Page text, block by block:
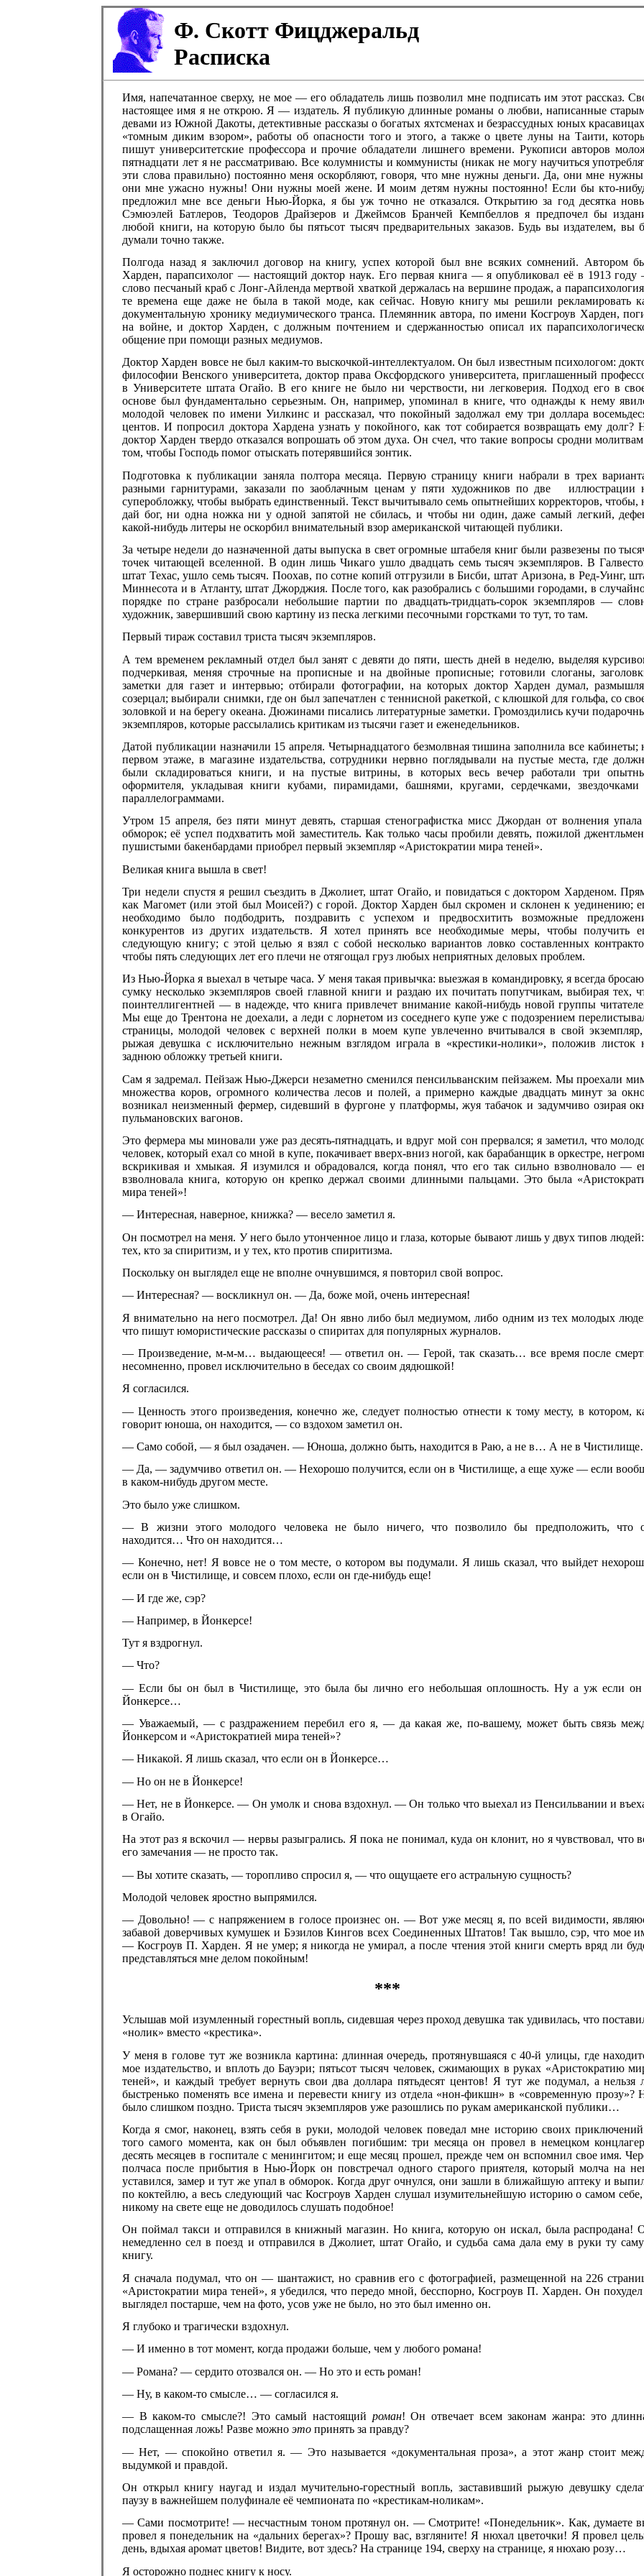
Ф. Скотт Фицджеральд
Расписка
Имя, напечатанное сверху, не мое — его обладатель лишь позволил мне подписать им этот рассказ.
настоящее имя я не открою. Я — издатель. Я публикую длинные романы о любви, написанные
девами из Южной Дакоты, детективные рассказы о богатых яхтсменах и безрассудных юных
«томным диким взором», работы об опасности того и этого, а также о цвете луны на Таити,
пишут университетские профессора и прочие обладатели лишнего времени. Рукописи авторов
пятнадцати лет я не рассматриваю. Все колумнисты и коммунисты (никак не могу научиться
эти слова правильно) постоянно меня оскорбляют, говоря, что мне нужны деньги. Да, они мне
они мне ужасно нужны! Они нужны моей жене. И моим детям нужны постоянно! Если бы кто-
предложил мне все деньги Нью-Йорка, я бы уж точно не отказался. Открытию за год десятка
Сэмюэлей Батлеров, Теодоров Драйзеров и Джеймсов Бранчей Кемпбеллов я предпочел бы
любой книги, на которую было бы пятьсот тысяч предварительных заказов. Будь вы издателем, вы
думали точно также.
Полгода назад я заключил договор на книгу, успех которой был вне всяких сомнений. Автором
Харден, парапсихолог — настоящий доктор наук. Его первая книга — я опубликовал её в 1913
слово песчаный краб с Лонг-Айленда мертвой хваткой держалась на вершине продаж, а
те времена еще даже не была в такой моде, как сейчас. Новую книгу мы решили рекламировать
документальную хронику медиумического транса. Племянник автора, по имени Косгроув Харден,
на войне, и доктор Харден, с должным почтением и сдержанностью описал их
общение при помощи разных медиумов.
Доктор Харден вовсе не был каким-то выскочкой-интеллектуалом. Он был известным психологом:
философии Венского университета, доктор права Оксфордского университета, приглашенный
в Университете штата Огайо. В его книге не было ни черствости, ни легковерия. Подход его в
основе был фундаментально серьезным. Он, например, упоминал в книге, что однажды к нему
молодой человек по имени Уилкинс и рассказал, что покойный задолжал ему три доллара
центов. И попросил доктора Хардена узнать у покойного, как тот собирается возвращать ему долг?
доктор Харден твердо отказался вопрошать об этом духа. Он счел, что такие вопросы сродни
том, чтобы Господь помог отыскать потерявшийся зонтик.
Подготовка к публикации заняла полтора месяца. Первую страницу книги набрали в трех
разными гарнитурами, заказали по заоблачным ценам у пяти художников по две иллюстрации
суперобложку, чтобы выбрать единственный. Текст вычитывало семь опытнейших корректоров, чтобы,
дай бог, ни одна ножка ни у одной запятой не сбилась, и чтобы ни один, даже самый легкий,
какой-нибудь литеры не оскорбил внимательный взор американской читающей публики.
За четыре недели до назначенной даты выпуска в свет огромные штабеля книг были развезены по
точек читающей вселенной. В один лишь Чикаго ушло двадцать семь тысяч экземпляров. В
штат Техас, ушло семь тысяч. Поохав, по сотне копий отгрузили в Бисби, штат Аризона, в Ред-Уинг,
Миннесота и в Атланту, штат Джорджия. После того, как разобрались с большими городами, в
порядке по стране разбросали небольшие партии по двадцать-тридцать-сорок экземпляров —
художник, завершивший свою картину из песка легкими песочными горстками то тут, то там.
Первый тираж составил триста тысяч экземпляров.
А тем временем рекламный отдел был занят с девяти до пяти, шесть дней в неделю, выделяя
подчеркивая, меняя строчные на прописные и на двойные прописные; готовили слоганы,
заметки для газет и интервью; отбирали фотографии, на которых доктор Харден думал,
созерцал; выбирали снимки, где он был запечатлен с теннисной ракеткой, с клюшкой для гольфа, со
золовкой и на берегу океана. Дюжинами писались литературные заметки. Громоздились кучи
экземпляров, которые рассылались критикам из тысячи газет и еженедельников.
Датой публикации назначили 15 апреля. Четырнадцатого безмолвная тишина заполнила все кабинеты;
первом этаже, в магазине издательства, сотрудники нервно поглядывали на пустые места, где
были складироваться книги, и на пустые витрины, в которых весь вечер работали три
оформителя, укладывая книги кубами, пирамидами, башнями, кругами, сердечками,
параллелограммами.
Утром 15 апреля, без пяти минут девять, старшая стенографистка мисс Джордан от волнения
обморок; её успел подхватить мой заместитель. Как только часы пробили девять, пожилой
пушистыми бакенбардами приобрел первый экземпляр «Аристократии мира теней».
Великая книга вышла в свет!
Три недели спустя я решил съездить в Джолиет, штат Огайо, и повидаться с доктором Харденом.
как Магомет (или этой был Моисей?) с горой. Доктор Харден был скромен и склонен к уединению;
необходимо было подбодрить, поздравить с успехом и предвосхитить возможные
конкурентов из других издательств. Я хотел принять все необходимые меры, чтобы получить
следующую книгу; с этой целью я взял с собой несколько вариантов ловко составленных
чтобы пять следующих лет его плечи не отягощал груз любых неприятных деловых проблем.
Из Нью-Йорка я выехал в четыре часа. У меня такая привычка: выезжая в командировку, я всегда
сумку несколько экземпляров своей главной книги и раздаю их почитать попутчикам, выбирая тех,
поинтеллигентней — в надежде, что книга привлечет внимание какой-нибудь новой группы
Мы еще до Трентона не доехали, а леди с лорнетом из соседнего купе уже с подозрением
страницы, молодой человек с верхней полки в моем купе увлеченно вчитывался в свой
рыжая девушка с исключительно нежным взглядом играла в «крестики-нолики», положив листок
заднюю обложку третьей книги.
Сам я задремал. Пейзаж Нью-Джерси незаметно сменился пенсильванским пейзажем. Мы проехали
множества коров, огромного количества лесов и полей, а примерно каждые двадцать минут за
возникал неизменный фермер, сидевший в фургоне у платформы, жуя табачок и задумчиво озирая
пульмановских вагонов.
Это фермера мы миновали уже раз десять-пятнадцать, и вдруг мой сон прервался; я заметил, что
человек, который ехал со мной в купе, покачивает вверх-вниз ногой, как барабанщик в оркестре,
вскрикивая и хмыкая. Я изумился и обрадовался, когда понял, что его так сильно взволновало —
взволновала книга, которую он крепко держал своими длинными пальцами. Это была
мира теней»!
— Интересная, наверное, книжка? — весело заметил я.
Он посмотрел на меня. У него было утонченное лицо и глаза, которые бывают лишь у двух типов
тех, кто за спиритизм, и у тех, кто против спиритизма.
Поскольку он выглядел еще не вполне очнувшимся, я повторил свой вопрос.
— Интересная? — воскликнул он. — Да, боже мой, очень интересная!
Я внимательно на него посмотрел. Да! Он явно либо был медиумом, либо одним из тех молодых
что пишут юмористические рассказы о спиритах для популярных журналов.
— Произведение, м-м-м… выдающееся! — ответил он. — Герой, так сказать… все время после
несомненно, провел исключительно в беседах со своим дядюшкой!
Я согласился.
— Ценность этого произведения, конечно же, следует полностью отнести к тому месту, в котором,
говорит юноша, он находится, — со вздохом заметил он.
— Само собой, — я был озадачен. — Юноша, должно быть, находится в Раю, а не в… А не в
— Да, — задумчиво ответил он. — Нехорошо получится, если он в Чистилище, а еще хуже — если
в каком-нибудь другом месте.
Это было уже слишком.
— В жизни этого молодого человека не было ничего, что позволило бы предположить, что
находится… Что он находится…
— Конечно, нет! Я вовсе не о том месте, о котором вы подумали. Я лишь сказал, что выйдет
если он в Чистилище, и совсем плохо, если он где-нибудь еще!
— И где же, сэр?
— Например, в Йонкерсе!
Тут я вздрогнул.
— Что?
— Если бы он был в Чистилище, это была бы лично его небольшая оплошность. Ну а уж если
Йонкерсе…
— Уважаемый, — с раздражением перебил его я, — да какая же, по-вашему, может быть связь
Йонкерсом и «Аристократией мира теней»?
— Никакой. Я лишь сказал, что если он в Йонкерсе…
— Но он не в Йонкерсе!
— Нет, не в Йонкерсе. — Он умолк и снова вздохнул. — Он только что выехал из Пенсильвании и
в Огайо.
На этот раз я вскочил — нервы разыгрались. Я пока не понимал, куда он клонит, но я чувствовал, что
его замечания — не просто так.
— Вы хотите сказать, — торопливо спросил я, — что ощущаете его астральную сущность?
Молодой человек яростно выпрямился.
— Довольно! — с напряжением в голосе произнес он. — Вот уже месяц я, по всей видимости,
забавой доверчивых кумушек и Бэзилов Кингов всех Соединенных Штатов! Так вышло, сэр, что мое
— Косгроув П. Харден. Я не умер; я никогда не умирал, а после чтения этой книги смерть вряд ли
представляться мне делом покойным!
***
Услышав мой изумленный горестный вопль, сидевшая через проход девушка так удивилась, что
«нолик» вместо «крестика».
У меня в голове тут же возникла картина: длинная очередь, протянувшаяся с 40-й улицы, где
мое издательство, и вплоть до Бауэри; пятьсот тысяч человек, сжимающих в руках «Аристократию
теней», и каждый требует вернуть свои два доллара пятьдесят центов! Я тут же подумал, а нельзя
быстренько поменять все имена и перевести книгу из отдела «нон-фикшн» в «современную прозу»?
было слишком поздно. Триста тысяч экземпляров уже разошлись по рукам американской публики…
Когда я смог, наконец, взять себя в руки, молодой человек поведал мне историю своих
того самого момента, как он был объявлен погибшим: три месяца он провел в немецком
десять месяцев в госпитале с менингитом; и еще месяц прошел, прежде чем он вспомнил свое имя.
полчаса после прибытия в Нью-Йорк он повстречал одного старого приятеля, который молча на
уставился, замер и тут же упал в обморок. Когда друг очнулся, они зашли в ближайшую аптеку и
по коктейлю, а весь следующий час Косгроув Харден слушал изумительнейшую историю о самом
никому на свете еще не доводилось слушать подобное!
Он поймал такси и отправился в книжный магазин. Но книга, которую он искал, была распродана!
немедленно сел в поезд и отправился в Джолиет, штат Огайо, и судьба сама дала ему в руки ту
книгу.
Я сначала подумал, что он — шантажист, но сравнив его с фотографией, размещенной на 226
«Аристократии мира теней», я убедился, что передо мной, бесспорно, Косгроув П. Харден. Он
выглядел постарше, чем на фото, усов уже не было, но это был именно он.
Я глубоко и трагически вздохнул.
— И именно в тот момент, когда продажи больше, чем у любого романа!
— Романа? — сердито отозвался он. — Но это и есть роман!
— Ну, в каком-то смысле… — согласился я.
— В каком-то смысле?! Это самый настоящий роман! Он отвечает всем законам жанра: это
подслащенная ложь! Разве можноэто принять за правду?
— Нет, — спокойно ответил я. — Это называется «документальная проза», а этот жанр стоит
выдумкой и правдой.
Он открыл книгу наугад и издал мучительно-горестный вопль, заставивший рыжую девушку
паузу в важнейшем полуфинале её чемпионата по «крестикам-ноликам».
— Сами посмотрите! — несчастным тоном протянул он. — Смотрите! «Понедельник». Как, думаете
провел я понедельник на «дальних берегах»? Прошу вас, взгляните! Я нюхал цветочки! Я провел
день, вдыхая аромат цветов! Видите, вот здесь? На странице 194, сверху на странице, я нюхаю розу…
Я осторожно поднес книгу к носу.